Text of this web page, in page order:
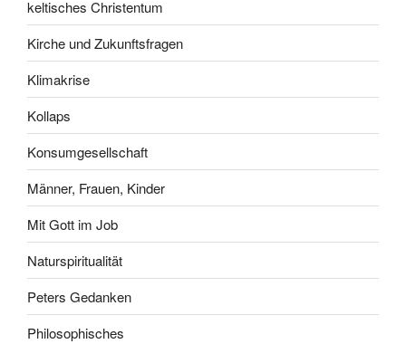
keltisches Christentum
Kirche und Zukunftsfragen
Klimakrise
Kollaps
Konsumgesellschaft
Männer, Frauen, Kinder
Mit Gott im Job
Naturspiritualität
Peters Gedanken
Philosophisches